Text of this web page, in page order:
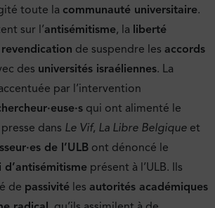
toute la communauté universitaire.
sur l’antisémitisme, la liberté
revendication de suspendre les accords
des universités israéliennes. La
par l’intervention
qui ont alimenté le
dans Le Vif, La Libre Belgique et
de l’ULB ont dénoncé le
présent à l’ULB. Ils
de passivité les autorités académiques